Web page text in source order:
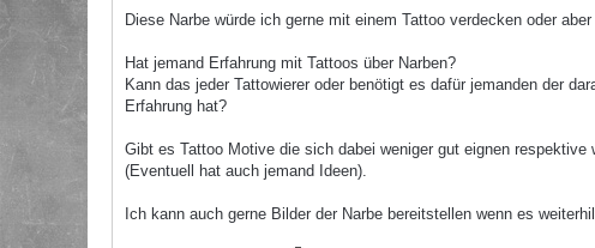
Diese Narbe würde ich gerne mit einem Tattoo verdecken oder aber
Hat jemand Erfahrung mit Tattoos über Narben?
Kann das jeder Tattowierer oder benötigt es dafür jemanden der
Erfahrung hat?
Gibt es Tattoo Motive die sich dabei weniger gut eignen respektive
(Eventuell hat auch jemand Ideen).
Ich kann auch gerne Bilder der Narbe bereitstellen wenn es